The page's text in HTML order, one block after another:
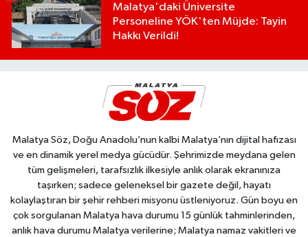
Malatya'daki Üniversite
Personeline YÖK'ten Müjde: Tayin
Hakkı Verildi!
Malatya Söz, Doğu Anadolu’nun kalbi Malatya’nın dijital hafızası
ve en dinamik yerel medya gücüdür. Şehrimizde meydana gelen
tüm gelişmeleri, tarafsızlık ilkesiyle anlık olarak ekranınıza
taşırken; sadece geleneksel bir gazete değil, hayatı
kolaylaştıran bir şehir rehberi misyonu üstleniyoruz. Gün boyu en
çok sorgulanan Malatya hava durumu 15 günlük tahminlerinden,
anlık hava durumu Malatya verilerine; Malatya namaz vakitleri ve